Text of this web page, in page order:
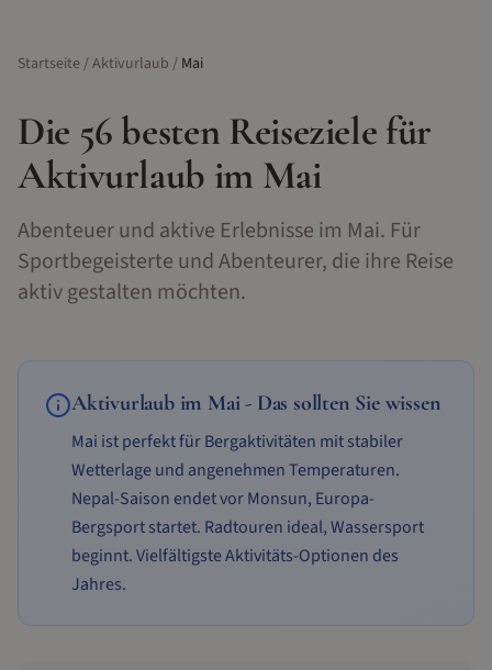
Startseite/Aktivurlaub / Mai
Die 56besten Reiseziele für
Aktivurlaub im Mai
Abenteuer und aktive Erlebnisse im Mai. Für
Sportbegeisterte und Abenteurer, die ihre Reise
aktiv gestalten möchten.
Aktivurlaubim Mai- Das sollten Sie wissen
Mai ist perfekt für Bergaktivitäten mit stabiler
Wetterlage und angenehmen Temperaturen.
Nepal-Saison endet vor Monsun, Europa-
Bergsport startet. Radtouren ideal, Wassersport
beginnt. Vielfältigste Aktivitäts-Optionen des
Jahres.